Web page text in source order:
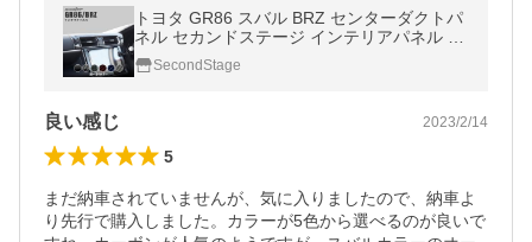
トヨタ GR86 スバル BRZ センターダクトパ
ネル セカンドステージ インテリアパネル カ
スタム パーツ ドレスアップ
SecondStage
良い感じ 2023/2/14
5
まだ納車されていませんが、気に入りましたので、納車よ
り先行で購入しました。カラーが5色から選べるのが良いで